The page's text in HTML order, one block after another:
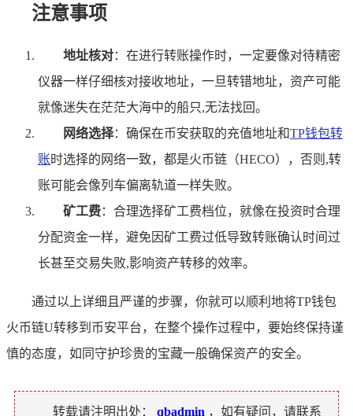
注意事项
地址核对：在进行转账操作时，一定要像对待精密
仪器一样仔细核对接收地址，一旦转错地址，资产可能
就像迷失在茫茫大海中的船只,无法找回。
网络选择：确保在币安获取的充值地址和TP钱包转
账时选择的网络一致，都是火币链（HECO），否则,转
账可能会像列车偏离轨道一样失败。
矿工费：合理选择矿工费档位，就像在投资时合理
分配资金一样，避免因矿工费过低导致转账确认时间过
长甚至交易失败,影响资产转移的效率。
通过以上详细且严谨的步骤，你就可以顺利地将TP钱包
火币链U转移到币安平台，在整个操作过程中，要始终保持谨
慎的态度，如同守护珍贵的宝藏一般确保资产的安全。
转载请注明出处： qbadmin ，如有疑问，请联系